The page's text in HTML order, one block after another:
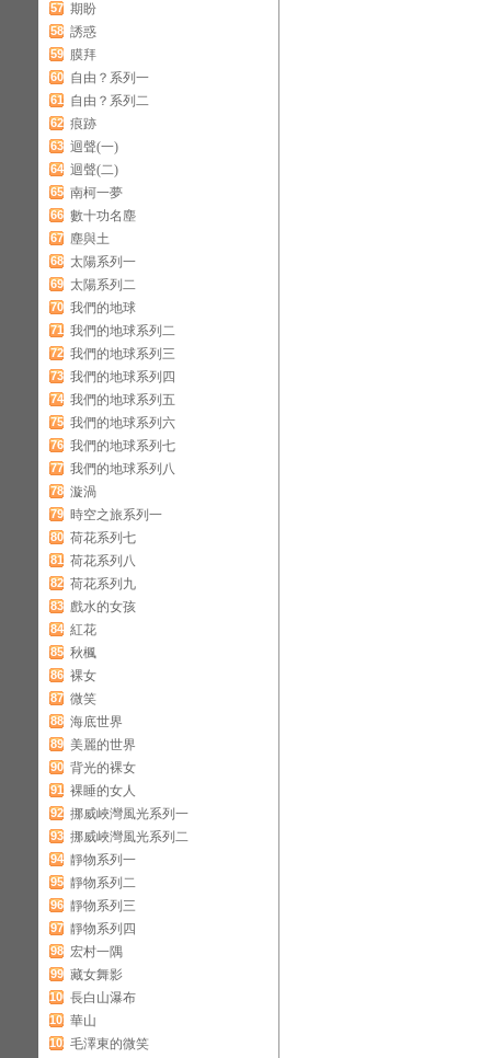
57 期盼
58 誘惑
59 膜拜
60 自由？系列一
61 自由？系列二
62 痕跡
63 迴聲(一)
64 迴聲(二)
65 南柯一夢
66 數十功名塵
67 塵與土
68 太陽系列一
69 太陽系列二
70 我們的地球
71 我們的地球系列二
72 我們的地球系列三
73 我們的地球系列四
74 我們的地球系列五
75 我們的地球系列六
76 我們的地球系列七
77 我們的地球系列八
78 漩渦
79 時空之旅系列一
80 荷花系列七
81 荷花系列八
82 荷花系列九
83 戲水的女孩
84 紅花
85 秋楓
86 裸女
87 微笑
88 海底世界
89 美麗的世界
90 背光的裸女
91 裸睡的女人
92 挪威峽灣風光系列一
93 挪威峽灣風光系列二
94 靜物系列一
95 靜物系列二
96 靜物系列三
97 靜物系列四
98 宏村一隅
99 藏女舞影
100 長白山瀑布
101 華山
102 毛澤東的微笑